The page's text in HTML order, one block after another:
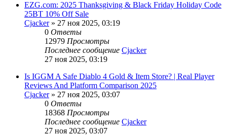
EZG.com: 2025 Thanksgiving & Black Friday Holiday Code
25BT 10% Off Sale
Cjacker» 27 ноя 2025, 03:19
0 Ответы
12979 Просмотры
Последнее сообщение Cjacker
27 ноя 2025, 03:19
Is IGGM A Safe Diablo 4 Gold & Item Store? | Real Player
Reviews And Platform Comparison 2025
Cjacker» 27 ноя 2025, 03:07
0 Ответы
18368 Просмотры
Последнее сообщение Cjacker
27 ноя 2025, 03:07